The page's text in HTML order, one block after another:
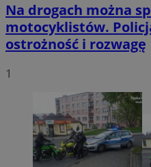
Na drogach można
motocyklistów.
ostrożność i rozwagę
1